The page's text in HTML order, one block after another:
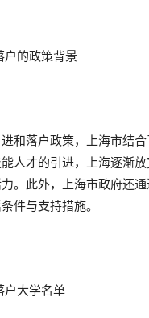
户的政策背景
和落户政策，上海市结
人才的引进，上海逐渐
。此外，上海市政府还
件与支持措施。
户大学名单